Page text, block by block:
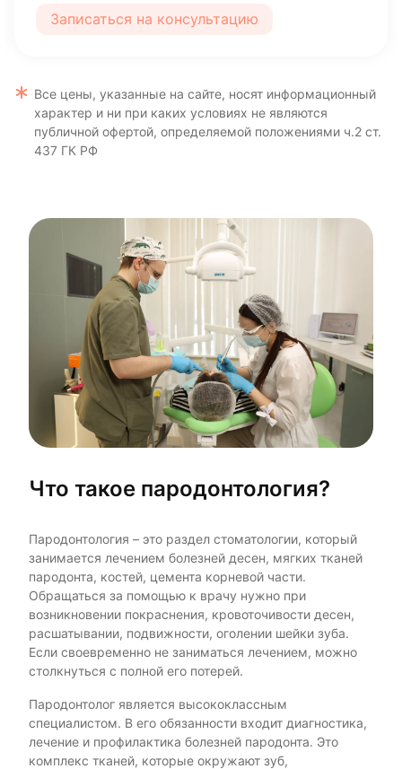
Записаться на консультацию
Все цены, указанные на сайте, носят информационный
характер и ни при каких условиях не являются
публичной офертой, определяемой положениями ч.2 ст.
437 ГК РФ
Что такое пародонтология?
Пародонтология – это раздел стоматологии, который
занимается лечением болезней десен, мягких тканей
пародонта, костей, цемента корневой части.
Обращаться за помощью к врачу нужно при
возникновении покраснения, кровоточивости десен,
расшатывании, подвижности, оголении шейки зуба.
Если своевременно не заниматься лечением, можно
столкнуться с полной его потерей.
Пародонтолог является высококлассным
специалистом. В его обязанности входит диагностика,
лечение и профилактика болезней пародонта. Это
комплекс тканей, которые окружают зуб,